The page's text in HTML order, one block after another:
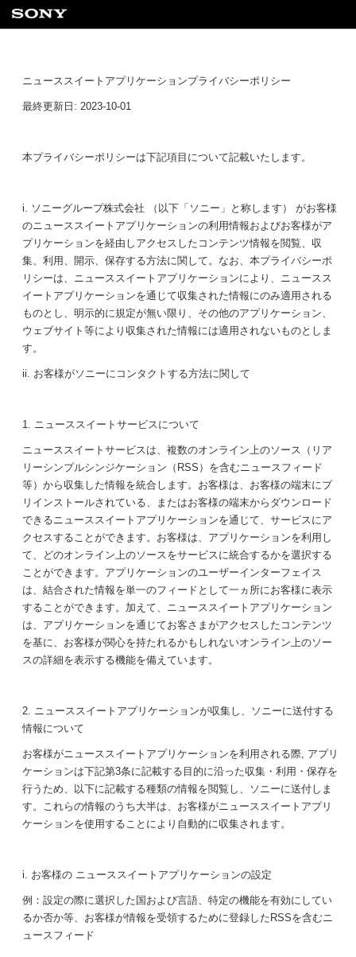
ニューススイートアプリケーションプライバシーポリシー
最終更新日: 2023-10-01
本プライバシーポリシーは下記項目について記載いたします。
i. ソニーグループ株式会社 （以下「ソニー」と称します） がお客様
のニューススイートアプリケーションの利用情報およびお客様がア
プリケーションを経由しアクセスしたコンテンツ情報を閲覧、収
集、利用、開示、保存する方法に関して。なお、本プライバシーポ
リシーは、ニューススイートアプリケーションにより、ニュースス
イートアプリケーションを通じて収集された情報にのみ適用される
ものとし、明示的に規定が無い限り、その他のアプリケーション、
ウェブサイト等により収集された情報には適用されないものとしま
す。
ii. お客様がソニーにコンタクトする方法に関して
1. ニューススイートサービスについて
ニューススイートサービスは、複数のオンライン上のソース（リア
リーシンプルシンジケーション（RSS）を含むニュースフィード
等）から収集した情報を統合します。お客様は、お客様の端末にプ
リインストールされている、またはお客様の端末からダウンロード
できるニューススイートアプリケーションを通じて、サービスにア
クセスすることができます。お客様は、アプリケーションを利用し
て、どのオンライン上のソースをサービスに統合するかを選択する
ことができます。アプリケーションのユーザーインターフェイス
は、結合された情報を単一のフィードとして一ヵ所にお客様に表示
することができます。加えて、ニューススイートアプリケーション
は、アプリケーションを通じてお客さまがアクセスしたコンテンツ
を基に、お客様が関心を持たれるかもしれないオンライン上のソー
スの詳細を表示する機能を備えています。
2. ニューススイートアプリケーションが収集し、ソニーに送付する
情報について
お客様がニューススイートアプリケーションを利用される際, アプリ
ケーションは下記第3条に記載する目的に沿った収集・利用・保存を
行うため、以下に記載する種類の情報を閲覧し、ソニーに送付しま
す。これらの情報のうち大半は、お客様がニューススイートアプリ
ケーションを使用することにより自動的に収集されます。
i. お客様の ニューススイートアプリケーションの設定
例：設定の際に選択した国および言語、特定の機能を有効にしてい
るか否か等、お客様が情報を受領するために登録したRSSを含むニ
ュースフィード